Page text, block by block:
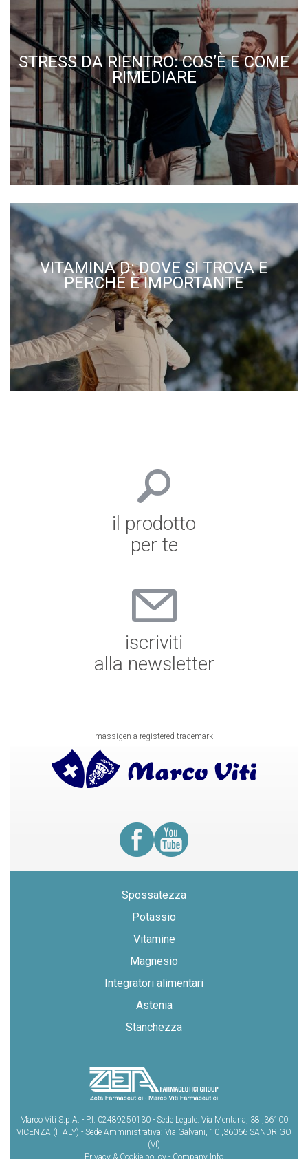
STRESS DA RIENTRO: COS’È E COME
RIMEDIARE
VITAMINA D: DOVE SI TROVA E
PERCHÉ È IMPORTANTE
il prodotto
per te
iscriviti
alla newsletter
massigen a registered trademark
Spossatezza
Potassio
Vitamine
Magnesio
Integratori alimentari
Astenia
Stanchezza
Marco Viti S.p.A. - P.I. 02489250130 - Sede Legale: Via Mentana, 38 ,36100
VICENZA (ITALY) - Sede Amministrativa: Via Galvani, 10 ,36066 SANDRIGO
(VI)